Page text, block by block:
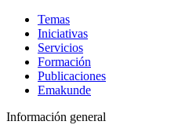
Temas
Iniciativas
Servicios
Formación
Publicaciones
Emakunde
Información general